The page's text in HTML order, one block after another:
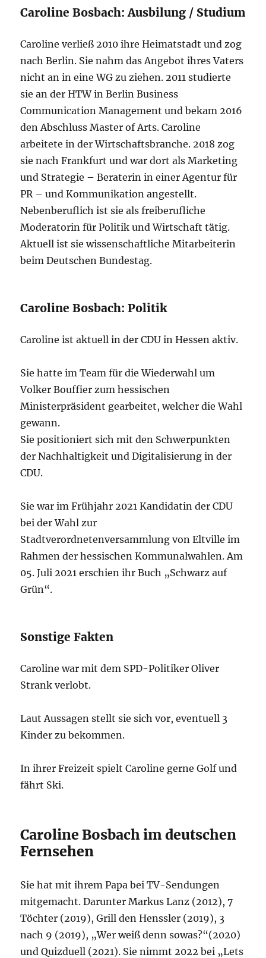
Caroline Bosbach: Ausbilung / Studium
Caroline verließ 2010 ihre Heimatstadt und zog
nach Berlin. Sie nahm das Angebot ihres Vaters
nicht an in eine WG zu ziehen. 2011 studierte
sie an der HTW in Berlin Business
Communication Management und bekam 2016
den Abschluss Master of Arts. Caroline
arbeitete in der Wirtschaftsbranche. 2018 zog
sie nach Frankfurt und war dort als Marketing
und Strategie – Beraterin in einer Agentur für
PR – und Kommunikation angestellt.
Nebenberuflich ist sie als freiberufliche
Moderatorin für Politik und Wirtschaft tätig.
Aktuell ist sie wissenschaftliche Mitarbeiterin
beim Deutschen Bundestag.
Caroline Bosbach: Politik
Caroline ist aktuell in der CDU in Hessen aktiv.
Sie hatte im Team für die Wiederwahl um
Volker Bouffier zum hessischen
Ministerpräsident gearbeitet, welcher die Wahl
gewann.
Sie positioniert sich mit den Schwerpunkten
der Nachhaltigkeit und Digitalisierung in der
CDU.
Sie war im Frühjahr 2021 Kandidatin der CDU
bei der Wahl zur
Stadtverordnetenversammlung von Eltville im
Rahmen der hessischen Kommunalwahlen. Am
05. Juli 2021 erschien ihr Buch „Schwarz auf
Grün“.
Sonstige Fakten
Caroline war mit dem SPD-Politiker Oliver
Strank verlobt.
Laut Aussagen stellt sie sich vor, eventuell 3
Kinder zu bekommen.
In ihrer Freizeit spielt Caroline gerne Golf und
fährt Ski.
Caroline Bosbach im deutschen
Fernsehen
Sie hat mit ihrem Papa bei TV-Sendungen
mitgemacht. Darunter Markus Lanz (2012), 7
Töchter (2019), Grill den Henssler (2019), 3
nach 9 (2019), „Wer weiß denn sowas?“(2020)
und Quizduell (2021). Sie nimmt 2022 bei „Lets